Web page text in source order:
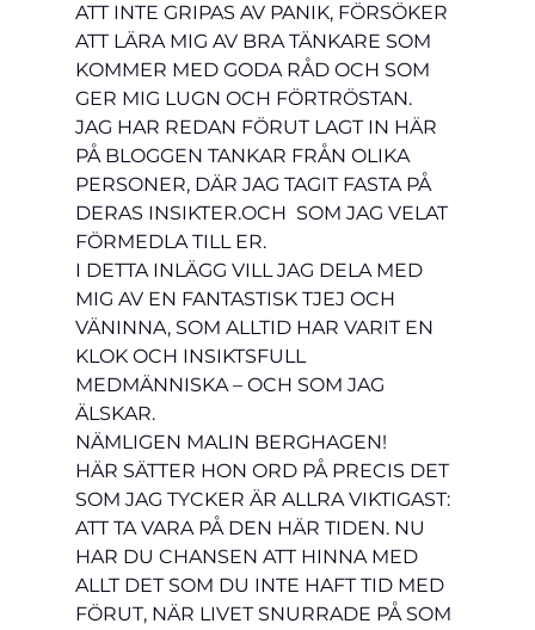
ATT INTE GRIPAS AV PANIK, FÖRSÖKER
ATT LÄRA MIG AV BRA TÄNKARE SOM
KOMMER MED GODA RÅD OCH SOM
GER MIG LUGN OCH FÖRTRÖSTAN.
JAG HAR REDAN FÖRUT LAGT IN HÄR
PÅ BLOGGEN TANKAR FRÅN OLIKA
PERSONER, DÄR JAG TAGIT FASTA PÅ
DERAS INSIKTER.OCH  SOM JAG VELAT
FÖRMEDLA TILL ER.
I DETTA INLÄGG VILL JAG DELA MED
MIG AV EN FANTASTISK TJEJ OCH
VÄNINNA, SOM ALLTID HAR VARIT EN
KLOK OCH INSIKTSFULL
MEDMÄNNISKA – OCH SOM JAG
ÄLSKAR.
NÄMLIGEN MALIN BERGHAGEN!
HÄR SÄTTER HON ORD PÅ PRECIS DET
SOM JAG TYCKER ÄR ALLRA VIKTIGAST:
ATT TA VARA PÅ DEN HÄR TIDEN. NU
HAR DU CHANSEN ATT HINNA MED
ALLT DET SOM DU INTE HAFT TID MED
FÖRUT, NÄR LIVET SNURRADE PÅ SOM